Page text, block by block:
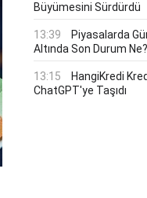
Büyümesini Sürdürdü
13:39
Piyasalarda
Altında Son Durum
13:15
HangiKredi
ChatGPT'ye Taşıdı